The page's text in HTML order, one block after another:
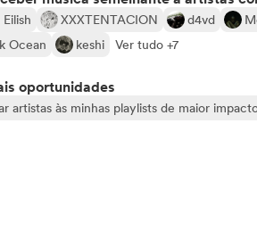
Eilish XXXTENTACION d4vd
Ocean
keshi Ver tudo +7
oportunidades
artistas às minhas playlists de maior